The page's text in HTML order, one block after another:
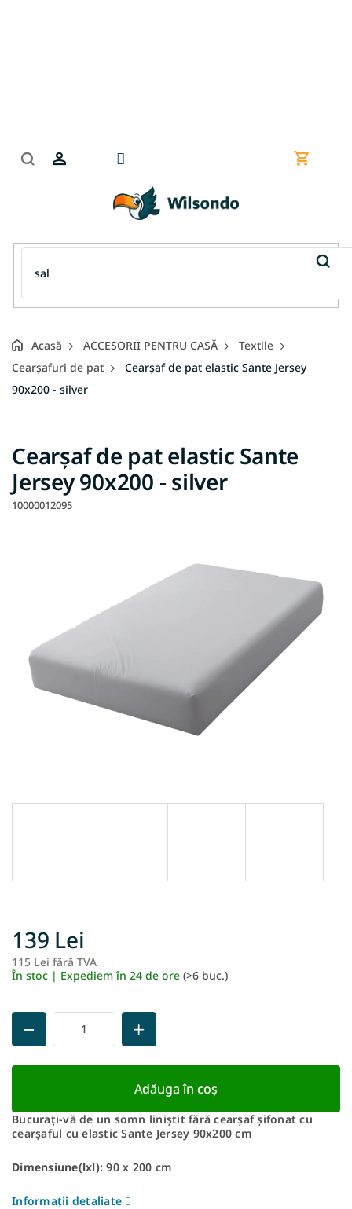
Coş
Acasă ACCESORII PENTRU CASĂ
Textile
Cearşafuri de pat
Cearșaf de pat elastic Sante Jersey
90x200 - silver
Cearșaf de pat elastic Sante
Jersey 90x200 - silver
10000012095
139 Lei
115 Lei fără TVA
În stoc | Expediem în 24 de ore (>6 buc.)
Adăuga în coş
Bucurați-vă de un somn liniștit fără cearșaf șifonat cu
cearșaful cu elastic Sante Jersey 90x200 cm
Dimensiune(lxl): 90 x 200 cm
Informaţii detaliate